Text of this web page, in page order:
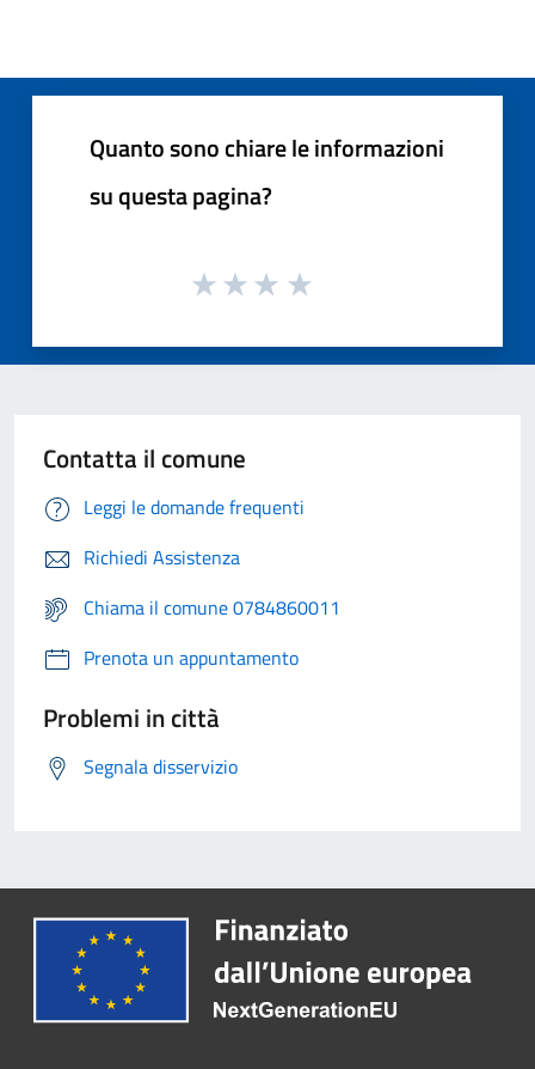
Quanto sono chiare le informazioni
su questa pagina?
Contatta il comune
Leggi le domande frequenti
Richiedi Assistenza
Chiama il comune 0784860011
Prenota un appuntamento
Problemi in città
Segnala disservizio